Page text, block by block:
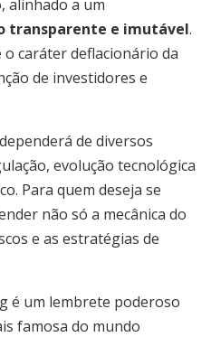
alinhado a um
transparente e imutável.
caráter deflacionário da
de investidores e
de diversos
evolução tecnológica
Para quem deseja se
não só a mecânica do
e as estratégias de
é um lembrete poderoso
famosa do mundo